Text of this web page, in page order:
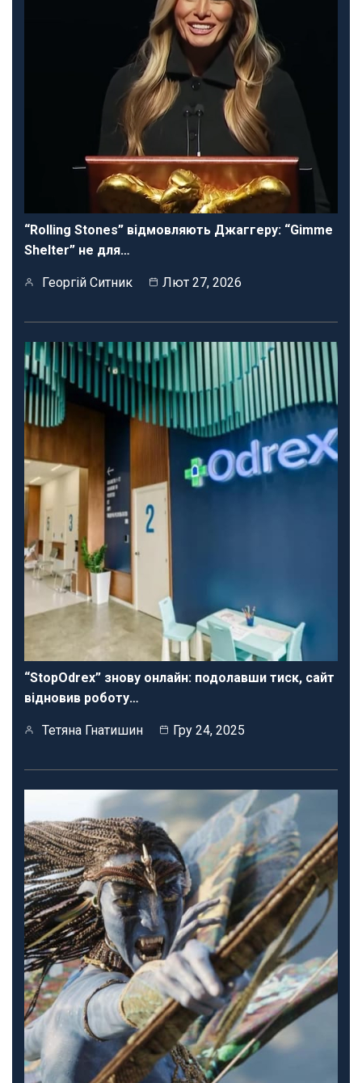
“Rolling Stones” відмовляють Джаггеру: “Gimme
Shelter” не для…
Георгій Ситник Лют 27, 2026
“StopOdrex” знову онлайн: подолавши тиск, сайт
відновив роботу…
Тетяна Гнатишин Гру 24, 2025